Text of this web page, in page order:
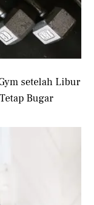
setelah Libur
Bugar